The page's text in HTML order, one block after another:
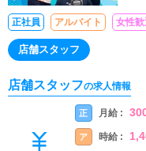
正社員 アルバイト 女性
店舗スタッフ
店舗スタッフの求人情報
正 月給 :
ア 時給 :